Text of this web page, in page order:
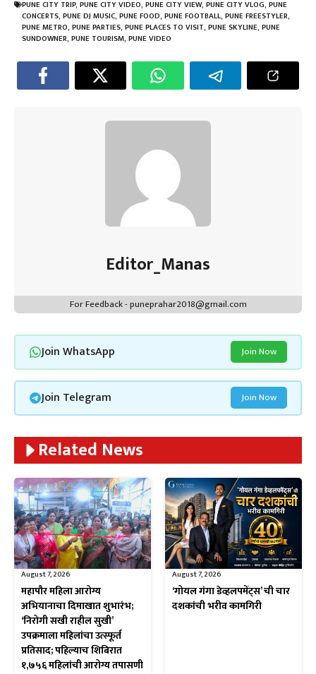
ok p
p
t n m
PUNE CITY TRIP, PUNE CITY VIDEO, PUNE CITY VIEW, PUNE CITY VLOG, PUNE
CONCERTS, PUNE DJ MUSIC, PUNE FOOD, PUNE FOOTBALL, PUNE FREESTYLER,
PUNE METRO, PUNE PARTIES, PUNE PLACES TO VISIT, PUNE SKYLINE, PUNE
SUNDOWNER, PUNE TOURISM, PUNE VIDEO
Editor_Manas
For Feedback - puneprahar2018@gmail.com
Join WhatsApp Join Now
Join Telegram Join Now
Related News
August 7, 2026
महापौर महिला आरोग्य
अभियानाचा दिमाखात शुभारंभ;
‘निरोगी सखी राहील सुखी’
उपक्रमाला महिलांचा उत्स्फूर्त
प्रतिसाद; पहिल्याच शिबिरात
१,७५६ महिलांची आरोग्य तपासणी
August 7, 2026
‘गोयल गंगा डेव्हलपमेंट्स’ ची चार
दशकांची भरीव कामगिरी